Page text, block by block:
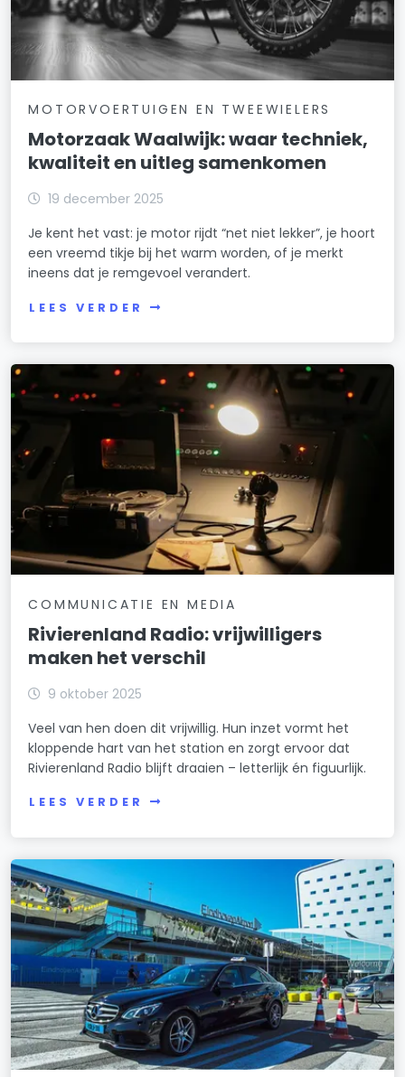
MOTORVOERTUIGEN EN TWEEWIELERS
Motorzaak Waalwijk: waar techniek,
kwaliteit en uitleg samenkomen
19 december 2025
Je kent het vast: je motor rijdt “net niet lekker”, je hoort
een vreemd tikje bij het warm worden, of je merkt
ineens dat je remgevoel verandert.
LEES VERDER
COMMUNICATIE EN MEDIA
Rivierenland Radio: vrijwilligers
maken het verschil
9 oktober 2025
Veel van hen doen dit vrijwillig. Hun inzet vormt het
kloppende hart van het station en zorgt ervoor dat
Rivierenland Radio blijft draaien – letterlijk én figuurlijk.
LEES VERDER